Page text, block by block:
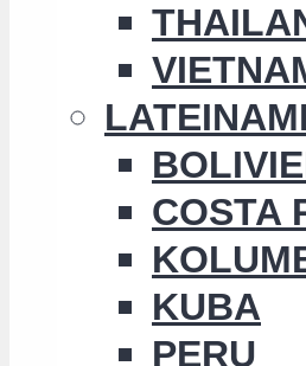
COSTA
KUBA
PERU